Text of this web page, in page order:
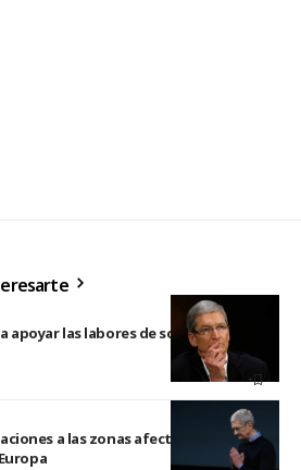
apoyar las labores de socorro tras el
a las zonas afectadas por los